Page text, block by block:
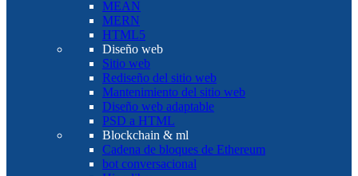
MEAN
MERN
HTML5
Diseño web
Sitio web
Rediseño del sitio web
Mantenimiento del sitio web
Diseño web adaptable
PSD a HTML
Blockchain & ml
Cadena de bloques de Ethereum
bot conversacional